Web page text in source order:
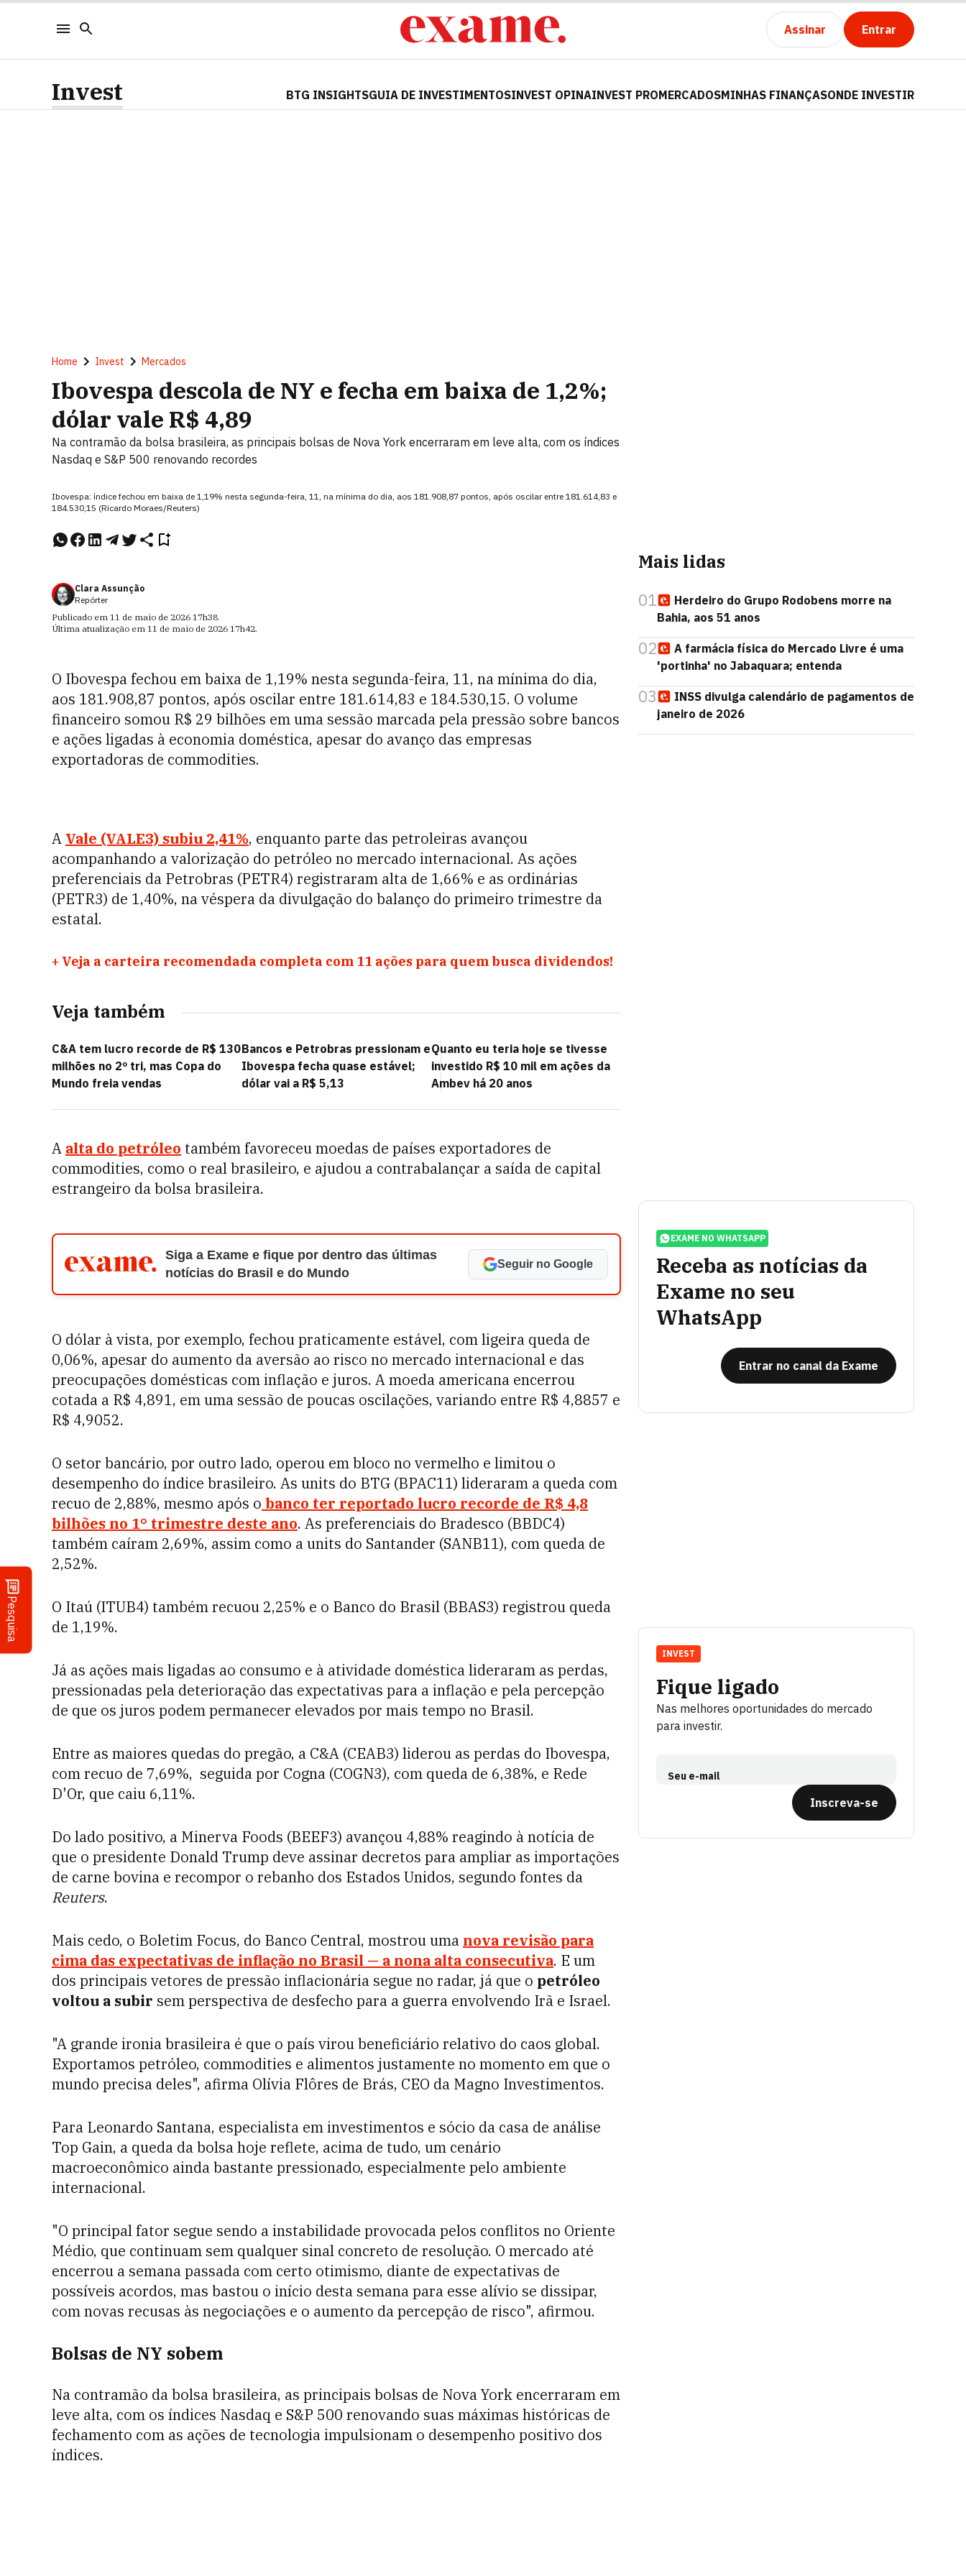
Assinar Entrar
Pesquisa
Invest BTG INSIGHTSGUIA DE INVESTIMENTOSINVEST OPINAINVEST PROMERCADOSMINHAS FINANÇASONDE INVESTIR
Home Invest Mercados
Ibovespa descola de NY e fecha em baixa de 1,2%;
dólar vale R$ 4,89
Na contramão da bolsa brasileira, as principais bolsas de Nova York encerraram em leve alta, com os índices
Nasdaq e S&P 500 renovando recordes
Ibovespa: índice fechou em baixa de 1,19% nesta segunda-feira, 11, na mínima do dia, aos 181.908,87 pontos, após oscilar entre 181.614,83 e
184.530,15 (Ricardo Moraes/Reuters)
Clara Assunção
Repórter
Publicado em 11 de maio de 2026 17h38.
Última atualização em 11 de maio de 2026 17h42.
O Ibovespa fechou em baixa de 1,19% nesta segunda-feira, 11, na mínima do dia,
aos 181.908,87 pontos, após oscilar entre 181.614,83 e 184.530,15. O volume
financeiro somou R$ 29 bilhões em uma sessão marcada pela pressão sobre bancos
e ações ligadas à economia doméstica, apesar do avanço das empresas
exportadoras de commodities.
A Vale (VALE3) subiu 2,41%, enquanto parte das petroleiras avançou
acompanhando a valorização do petróleo no mercado internacional. As ações
preferenciais da Petrobras (PETR4) registraram alta de 1,66% e as ordinárias
(PETR3) de 1,40%, na véspera da divulgação do balanço do primeiro trimestre da
estatal.
+ Veja a carteira recomendada completa com 11 ações para quem busca dividendos!
Veja também
C&A tem lucro recorde de R$ 130
milhões no 2º tri, mas Copa do
Mundo freia vendas
Bancos e Petrobras pressionam e
Ibovespa fecha quase estável;
dólar vai a R$ 5,13
Quanto eu teria hoje se tivesse
investido R$ 10 mil em ações da
Ambev há 20 anos
A alta do petróleo também favoreceu moedas de países exportadores de
commodities, como o real brasileiro, e ajudou a contrabalançar a saída de capital
estrangeiro da bolsa brasileira.
Siga a Exame e fique por dentro das últimas
notícias do Brasil e do Mundo
Seguir no Google
O dólar à vista, por exemplo, fechou praticamente estável, com ligeira queda de
0,06%, apesar do aumento da aversão ao risco no mercado internacional e das
preocupações domésticas com inflação e juros. A moeda americana encerrou
cotada a R$ 4,891, em uma sessão de poucas oscilações, variando entre R$ 4,8857 e
R$ 4,9052.
O setor bancário, por outro lado, operou em bloco no vermelho e limitou o
desempenho do índice brasileiro. As units do BTG (BPAC11) lideraram a queda com
recuo de 2,88%, mesmo após o banco ter reportado lucro recorde de R$ 4,8
bilhões no 1° trimestre deste ano. As preferenciais do Bradesco (BBDC4)
também caíram 2,69%, assim como a units do Santander (SANB11), com queda de
2,52%.
O Itaú (ITUB4) também recuou 2,25% e o Banco do Brasil (BBAS3) registrou queda
de 1,19%.
Já as ações mais ligadas ao consumo e à atividade doméstica lideraram as perdas,
pressionadas pela deterioração das expectativas para a inflação e pela percepção
de que os juros podem permanecer elevados por mais tempo no Brasil.
Entre as maiores quedas do pregão, a C&A (CEAB3) liderou as perdas do Ibovespa,
com recuo de 7,69%, seguida por Cogna (COGN3), com queda de 6,38%, e Rede
D'Or, que caiu 6,11%.
Do lado positivo, a Minerva Foods (BEEF3) avançou 4,88% reagindo à notícia de
que o presidente Donald Trump deve assinar decretos para ampliar as importações
de carne bovina e recompor o rebanho dos Estados Unidos, segundo fontes da
Reuters.
Mais cedo, o Boletim Focus, do Banco Central, mostrou uma nova revisão para
cima das expectativas de inflação no Brasil — a nona alta consecutiva. E um
dos principais vetores de pressão inflacionária segue no radar, já que o petróleo
voltou a subir sem perspectiva de desfecho para a guerra envolvendo Irã e Israel.
"A grande ironia brasileira é que o país virou beneficiário relativo do caos global.
Exportamos petróleo, commodities e alimentos justamente no momento em que o
mundo precisa deles", afirma Olívia Flôres de Brás, CEO da Magno Investimentos.
Para Leonardo Santana, especialista em investimentos e sócio da casa de análise
Top Gain, a queda da bolsa hoje reflete, acima de tudo, um cenário
macroeconômico ainda bastante pressionado, especialmente pelo ambiente
internacional.
"O principal fator segue sendo a instabilidade provocada pelos conflitos no Oriente
Médio, que continuam sem qualquer sinal concreto de resolução. O mercado até
encerrou a semana passada com certo otimismo, diante de expectativas de
possíveis acordos, mas bastou o início desta semana para esse alívio se dissipar,
com novas recusas às negociações e o aumento da percepção de risco", afirmou.
Bolsas de NY sobem
Na contramão da bolsa brasileira, as principais bolsas de Nova York encerraram em
leve alta, com os índices Nasdaq e S&P 500 renovando suas máximas históricas de
fechamento com as ações de tecnologia impulsionam o desempenho positivo dos
índices.
Mais lidas
01
Herdeiro do Grupo Rodobens morre na
Bahia, aos 51 anos
02
A farmácia física do Mercado Livre é uma
'portinha' no Jabaquara; entenda
03
INSS divulga calendário de pagamentos de
janeiro de 2026
EXAME NO WHATSAPP
Receba as notícias da
Exame no seu
WhatsApp
Entrar no canal da Exame
Fique ligado
Nas melhores oportunidades do mercado
para investir.
Seu e-mail
Inscreva-se
INVEST